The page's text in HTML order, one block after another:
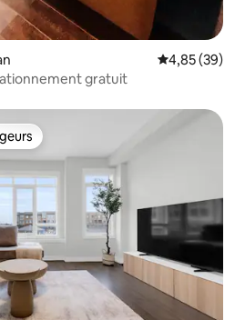
Note
4,85 (39)
gratuit
parmi les plus aimés